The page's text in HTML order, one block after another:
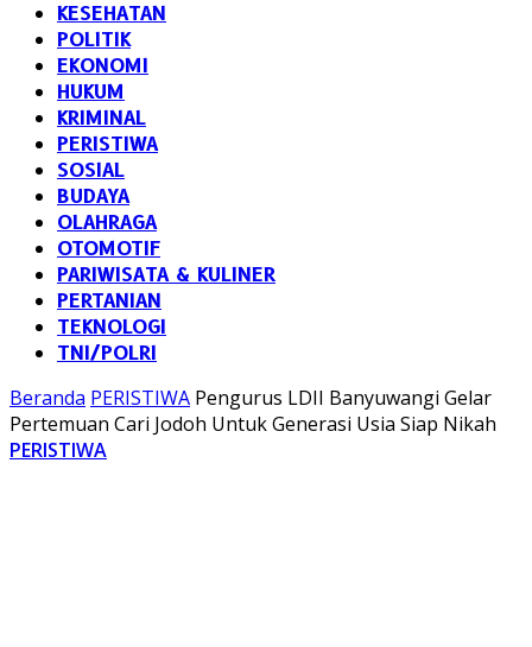
KESEHATAN
POLITIK
EKONOMI
HUKUM
KRIMINAL
PERISTIWA
SOSIAL
BUDAYA
OLAHRAGA
OTOMOTIF
PARIWISATA & KULINER
PERTANIAN
TEKNOLOGI
TNI/POLRI
Beranda PERISTIWA Pengurus LDII Banyuwangi Gelar
Pertemuan Cari Jodoh Untuk Generasi Usia Siap Nikah
PERISTIWA